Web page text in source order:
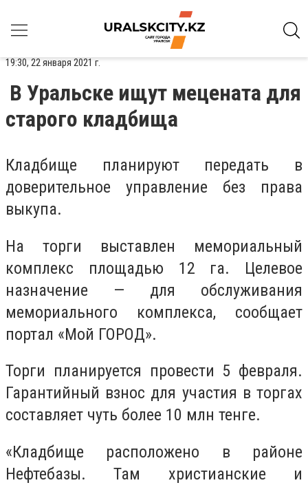
19:30, 22 января 2021 г.
В Уральске ищут мецената для
старого кладбища
Кладбище планируют передать в
доверительное управление без права
выкупа.
На торги выставлен мемориальный
комплекс площадью 12 га. Целевое
назначение — для обслуживания
мемориального комплекса, сообщает
портал «Мой ГОРОД».
Торги планируется провести 5 февраля.
Гарантийный взнос для участия в торгах
составляет чуть более 10 млн тенге.
«Кладбище расположено в районе
Нефтебазы. Там христианские и